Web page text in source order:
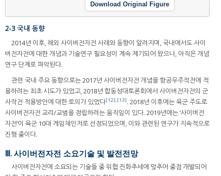
Download Original Figure
2-3 국내 동향
2014년 이후, 해외 사이버전자전 사례와 동향이 알려지며, 국내에서도 사이
버전자전에 대한 개념과 기술연구 필요성이 계속 제기되어 왔으나, 아직은 개념
연구 단계로 파악된다.
관련 국내 주요 동향으로는 2017년 사이버전자전 개념을 항공우주작전에 적
용하려는 최초 시도가 있었고, 2018년 합동성대토론회에서 사이버전자전의 군
사작전 적용방안에 대한 토의가 있었다[12],[13]. 2018년 이후에는 육군 주도로
사이버전자전 교리/교범을 정립하려는 움직임이 있다. 2019년에는 ‘사이버전
자전’이 육군 10대 게임체인저로 선정되었으며, 이와 관련된 연구가 지속적으로
진행 중이다.
Ⅲ. 사이버전자전 소요기술 및 발전전망
사이버전자전에 소요되는 기술들 중 위협 진화추세에 맞추어 중점 개발되어